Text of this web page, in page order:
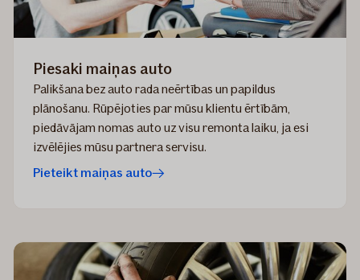
Piesaki maiņas auto
Palikšana bez auto rada neērtības un papildus
plānošanu. Rūpējoties par mūsu klientu ērtībām,
piedāvājam nomas auto uz visu remonta laiku, ja esi
izvēlējies mūsu partnera servisu.
Pieteikt maiņas auto